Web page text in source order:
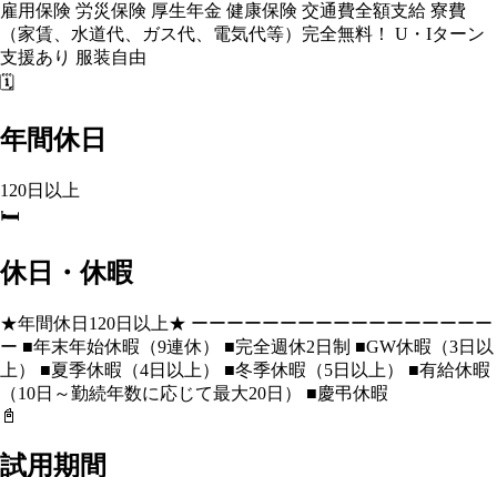
雇用保険 労災保険 厚生年金 健康保険 交通費全額支給 寮費
（家賃、水道代、ガス代、電気代等）完全無料！ U・Iターン
支援あり 服装自由
🗓️
年間休日
120日以上
🛏️
休日・休暇
★年間休日120日以上★ ーーーーーーーーーーーーーーーーー
ー ■年末年始休暇（9連休） ■完全週休2日制 ■GW休暇（3日以
上） ■夏季休暇（4日以上） ■冬季休暇（5日以上） ■有給休暇
（10日～勤続年数に応じて最大20日） ■慶弔休暇
📓
試用期間